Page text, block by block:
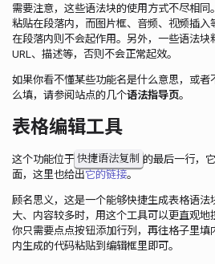
需要注意，这些语法块的使用方式不尽相
粘贴在段落内，而图片框、音频、视频插
在段落内则不会起作用。另外，一些语法块
URL、描述等，否则不会正常起效。
如果你看不懂某些功能名是什么意思，或
么填，请参阅站点的几个语法指导页。
表格编辑工具
这个功能位于 快捷语法复制 的最后一行，
面，这里也给出它的链接。
顾名思义，这是一个能够快捷生成表格语
大、内容较多时，用这个工具可以更直观
你只需要点点按钮添加行列，再往格子里
内生成的代码粘贴到编辑框里即可。